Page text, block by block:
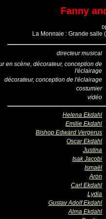
Fanny
La Monnaie : Grande salle
directeur musical
en scène, décorateur, conception de
l'éclairage
décorateur, conception de l'éclairage
costumier
vidéo
Helena Ekdahl
Emilie Ekdahl
Bishop Edward Vergerus
Oscar Ekdahl
Justina
Isak Jacobi
Ismaël
Aron
Carl Ekdahl
Lydia
Gustav Adolf Ekdahl
Alma Ekdahl